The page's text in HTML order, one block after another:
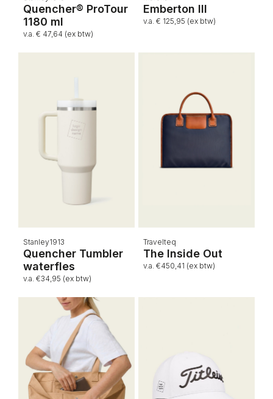
Quencher® ProTour
1180 ml
v.a. € 47,64 (ex btw)
Emberton III
v.a. € 125,95 (ex btw)
Stanley1913
Quencher Tumbler
waterfles
v.a. €34,95 (ex btw)
Travelteq
The Inside Out
v.a. €450,41 (ex btw)